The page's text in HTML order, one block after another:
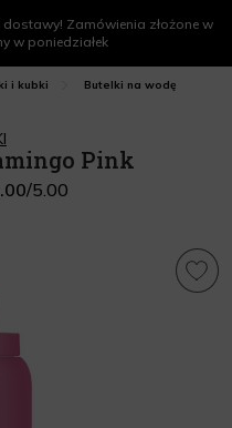
Zamówienia złożone w
w poniedziałek
i kubki
Butelki na wodę
Pink
/5.00